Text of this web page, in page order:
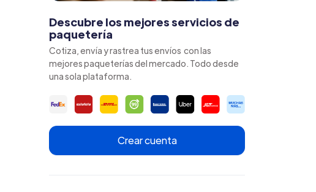
Descubre los mejores servicios de
paquetería
Cotiza, envía y rastrea tus envíos con las
mejores paqueterías del mercado. Todo desde
una sola plataforma.
Crear cuenta